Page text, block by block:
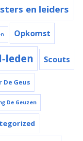
en leiders
Opkomst
leden Scouts
De Geus
De Geuzen